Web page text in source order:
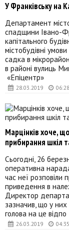
28.03.2019 06:28
У Франківську на
Департамент
спадщини Івано-
капітального
містобудівні
садка в
в районі вулиць
«Епіцентр»
26.03.2019 04:35
Марцінків хоче,
прибирання шкіл
Сьогодні, 26
оперативна
час неї
приведення в
Директор
зазначив, що у
голова на це відпо